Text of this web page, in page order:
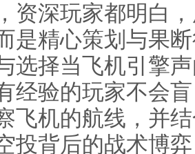
资深玩家都明白
是精心策划与果
选择当飞机引擎
经验的玩家不会
飞机的航线，并
投背后的战术博弈